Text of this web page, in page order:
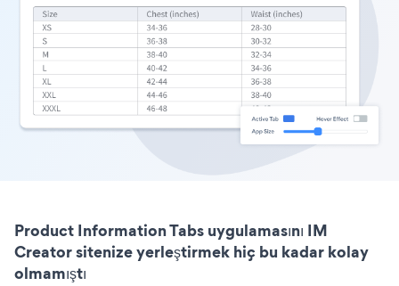
Product Information Tabs uygulamasını IM
Creator sitenize yerleştirmek hiç bu kadar kolay
olmamıştı